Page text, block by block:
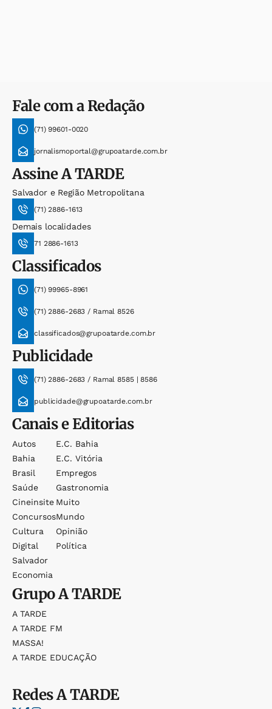
Fale com a Redação
(71) 99601-0020
jornalismoportal@grupoatarde.com.br
AssineA TARDE
Salvador e Região Metropolitana
(71) 2886-1613
Demais localidades
71 2886-1613
Classificados
(71) 99965-8961
(71) 2886-2683 / Ramal 8526
classificados@grupoatarde.com.br
Publicidade
(71) 2886-2683 / Ramal 8585 | 8586
publicidade@grupoatarde.com.br
Canais e Editorias
Autos
Bahia
Brasil
Saúde
Cineinsite
Concursos
Cultura
Digital
Salvador
Economia
E.c. Bahia
E.c. Vitória
Empregos
Gastronomia
Muito
Mundo
Opinião
Política
GrupoA TARDE
A TARDE
A TARDE FM
MASSA!
A TARDE EDUCAÇÃO
RedesA TARDE